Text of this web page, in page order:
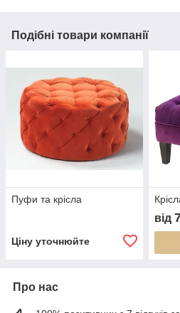
Подібні товари компанії
Пуфи та крісла
Ціну уточнюйте
від
Про нас